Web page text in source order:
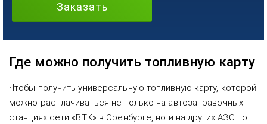
Заказать
Где можно получить топливную карту
Чтобы получить универсальную топливную карту, которой
можно расплачиваться не только на автозаправочных
станциях сети «ВТК» в Оренбурге, но и на других АЗС по